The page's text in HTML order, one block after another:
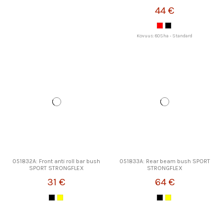
44 €
Kovuus: 80Sha - Standard
051832A: Front anti roll bar bush
SPORT STRONGFLEX
31 €
051833A: Rear beam bush SPORT
STRONGFLEX
64 €